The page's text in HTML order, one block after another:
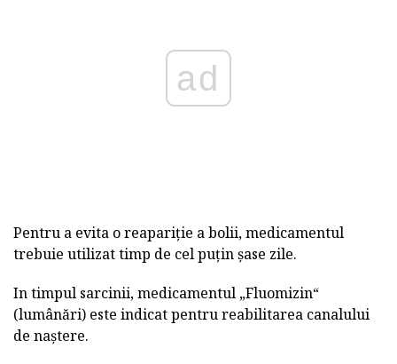
ad
Pentru a evita o reapariție a bolii, medicamentul
trebuie utilizat timp de cel puțin șase zile.
In timpul sarcinii, medicamentul „Fluomizin“
(lumânări) este indicat pentru reabilitarea canalului
de naștere.